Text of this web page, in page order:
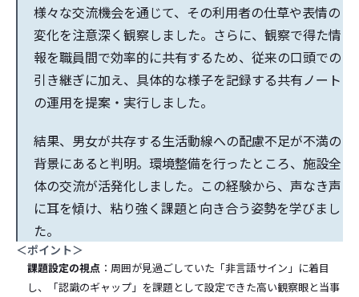
様々な交流機会を通じて、その利用者の仕草や表情の
変化を注意深く観察しました。さらに、観察で得た情
報を職員間で効率的に共有するため、従来の口頭での
引き継ぎに加え、具体的な様子を記録する共有ノート
の運用を提案・実行しました。
結果、男女が共存する生活動線への配慮不足が不満の
背景にあると判明。環境整備を行ったところ、施設全
体の交流が活発化しました。この経験から、声なき声
に耳を傾け、粘り強く課題と向き合う姿勢を学びまし
た。
＜ポイント＞
課題設定の視点 ：周囲が見過ごしていた「非言語サイン」に着目
し、「認識のギャップ」を課題として設定できた高い観察眼と当事